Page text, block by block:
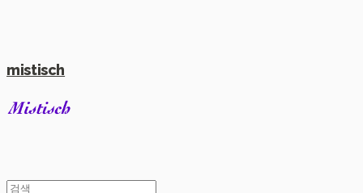
mistisch